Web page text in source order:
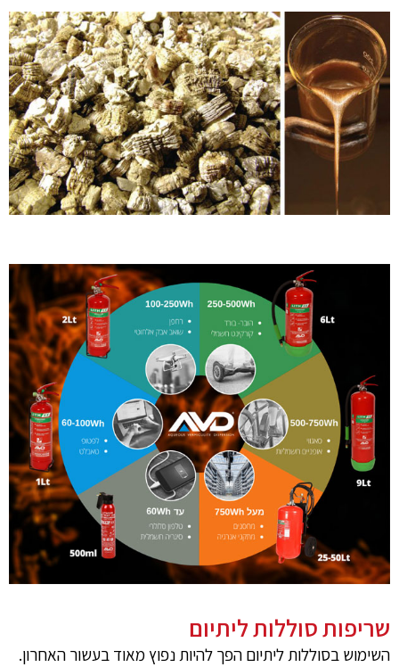
שריפות סוללות ליתיום
השימוש בסוללות ליתיום הפך להיות נפוץ מאוד בעשור האחרון.